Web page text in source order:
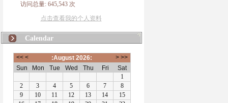
访问总量: 645,543 次
点击查看我的个人资料
Calendar